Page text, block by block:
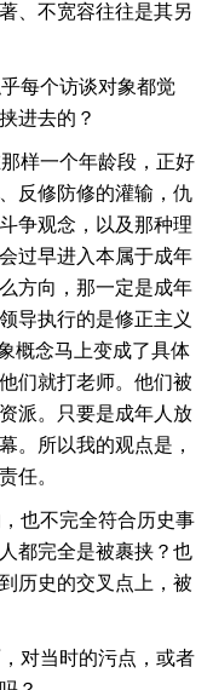
、不宽容往往是其另
每个访谈对象都觉
进去的？
样一个年龄段，正好
反修防修的灌输，仇
争观念，以及那种理
过早进入本属于成年
方向，那一定是成年
导执行的是修正主义
概念马上变成了具体
们就打老师。他们被
派。只要是成年人放
。所以我的观点是，
任。
也不完全符合历史事
都完全是被裹挟？也
历史的交叉点上，被
对当时的污点，或者